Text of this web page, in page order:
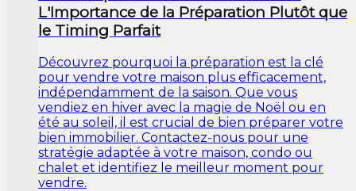
L'Importance de la Préparation Plutôt que
le Timing Parfait
Découvrez pourquoi la préparation est la clé
pour vendre votre maison plus efficacement,
indépendamment de la saison. Que vous
vendiez en hiver avec la magie de Noël ou en
été au soleil, il est crucial de bien préparer votre
bien immobilier. Contactez-nous pour une
stratégie adaptée à votre maison, condo ou
chalet et identifiez le meilleur moment pour
vendre.